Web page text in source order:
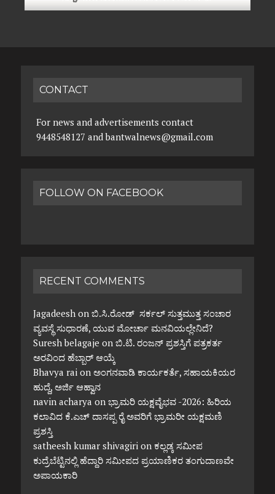
CONTACT
For news and advertisements contact
9448548127 and bantwalnews@gmail.com
FOLLOW ON FACEBOOK
RECENT COMMENTS
Jagadeeshon ಬಿ.ಸಿ.ರೋಡ್ ಸರ್ಕಲ್ ಸುತ್ತಮುತ್ತ ಸಂಚಾರ
ವ್ಯವಸ್ಥೆ ಸುಧಾರಣೆ, ಯುವ ಮೋರ್ಚಾ ಮನವಿಯಲ್ಲೇನಿದೆ?
Suresh belagaje on ಬಿ.ಟಿ. ರಂಜನ್ ಪ್ರಶಸ್ತಿಗೆ ಪತ್ರಕರ್ತ
ಅರವಿಂದ ಹೆಬ್ಬಾರ್ ಆಯ್ಕೆ
Bhavya raion ಅಂಗನವಾಡಿ ಕಾರ್ಯಕರ್ತೆ, ಸಹಾಯಕಿಯರ
ಹುದ್ದೆ, ಅರ್ಜಿ ಆಹ್ವಾನ
navin acharya on ಭ್ರಾಮರಿ ಯಕ್ಷವೈಭವ -2026: ಹಿರಿಯ
ಕಲಾವಿದ ಕೆ.ಎಚ್ ದಾಸಪ್ಪ ರೈ ಅವರಿಗೆ ಭ್ರಾಮರೀ ಯಕ್ಷಮಣಿ
ಪ್ರಶಸ್ತಿ
satheesh kumar shivagirion ಕಲ್ಲಡ್ಕ ಸಮೀಪ
ಕುದ್ರೆಬೆಟ್ಟಿನಲ್ಲಿ ಹೆದ್ದಾರಿ ಸಮೀಪದ ಪ್ರಯಾಣಿಕರ ತಂಗುದಾಣವೇ
ಅಪಾಯಕಾರಿ